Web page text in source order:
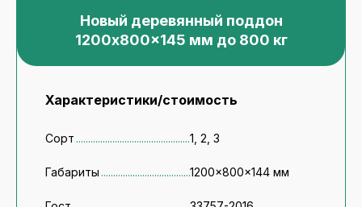
Новый деревянный поддон
1200x800x145 мм до 800 кг
Характеристики/стоимость
Сорт 1, 2, 3
Габариты 1200x800x144 мм